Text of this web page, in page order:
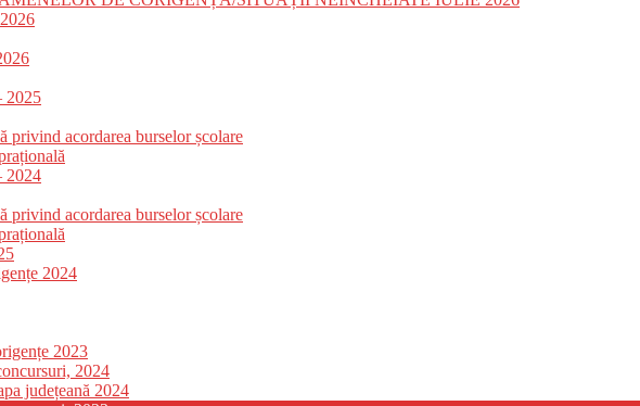
2025
privind acordarea burselor școlare
2024
privind acordarea burselor școlare
2024
2023
2024
județeană 2024